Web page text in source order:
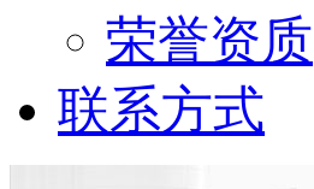
荣誉资质
联系方式